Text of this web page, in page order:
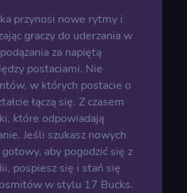
przynosi nowe rytmy i
graczy do uderzania w
za napiętą
postaciami. Nie
w których postacie o
łączą się. Z czasem
które odpowiadają
Jeśli szukasz nowych
aby pogodzić się z
pospiesz się i stań się
w stylu 17 Bucks.